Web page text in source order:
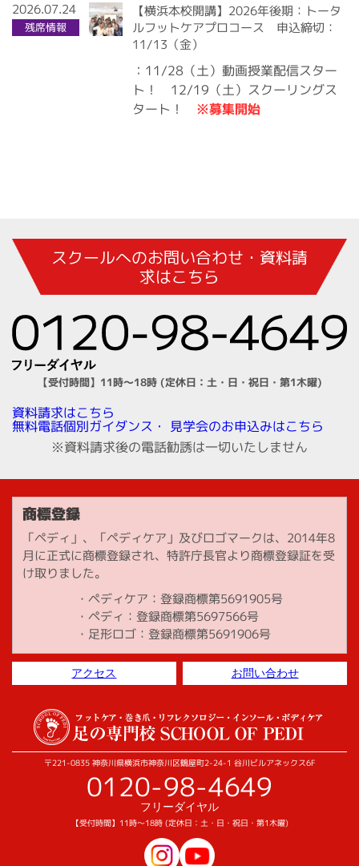
2026.07.24
残席情報
【横浜本校開講】2026年後期：トータ
ルフットケアプロコース 申込締切：
11/13（金）
：11/28（土）動画授業配信スター
ト！ 12/19（土）スクーリングス
タート！ ※募集開始
スクールへのお問い合わせ・資料請
求はこちら
【受付時間】11時～18時 (定休日：土・日・祝日・第1木曜)
資料請求はこちら
無料電話個別ガイダンス・ 見学会のお申込みはこちら
※資料請求後の電話勧誘は一切いたしません
商標登録
「ペディ」、「ペディケア」及びロゴマークは、2014年8
月に正式に商標登録され、特許庁長官より商標登録証を受
け取りました。
ペディケア：登録商標第5691905号
ペディ：登録商標第5697566号
足形ロゴ：登録商標第5691906号
アクセス お問い合わせ
〒221-0835 神奈川県横浜市神奈川区鶴屋町2-24-1 谷川ビルアネックス6F
0120-98-4649
フリーダイヤル
【受付時間】11時～18時 (定休日：土・日・祝日・第1木曜)